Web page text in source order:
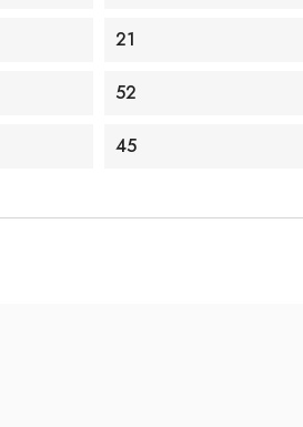
21
52
45